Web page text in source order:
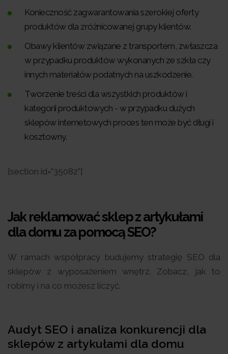
Konieczność zagwarantowania szerokiej oferty
produktów dla zróżnicowanej grupy klientów.
Obawy klientów związane z transportem, zwłaszcza
w przypadku produktów wykonanych ze szkła czy
innych materiałów podatnych na uszkodzenie.
Tworzenie treści dla wszystkich produktów i
kategorii produktowych - w przypadku dużych
sklepów internetowych proces ten może być długi i
kosztowny.
[section id="35082"]
Jak reklamować sklep z artykułami
dla domu za pomocą SEO?
W ramach współpracy budujemy strategię SEO dla
sklepów z wyposażeniem wnętrz. Zobacz, jak to
robimy i na co możesz liczyć.
Audyt SEO i analiza konkurencji dla
sklepów z artykułami dla domu